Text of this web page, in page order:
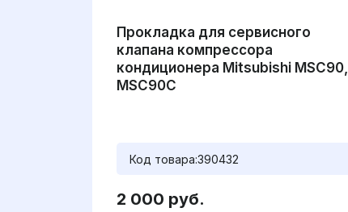
Прокладка для сервисного
клапана компрессора
кондиционера Mitsubishi MSC90,
MSC90C
Код товара:390432
2 000 руб.